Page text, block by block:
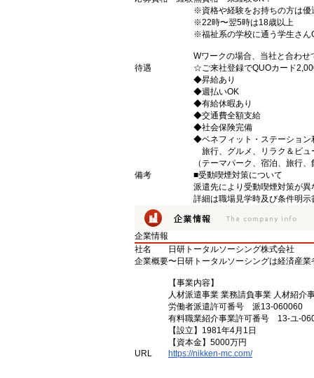
※資格や経験をお持ちの方は優
※22時〜翌5時は18歳以上
※福祉系の学校に通う学生さん
Wワークの場合、当社と合わ
待遇
☆ご来社登録でQUOカード
◆昇給あり
◆週払いOK
◆有給休暇あり
◆交通費全額支給
◆社会保険完備
◆ベネフィット・ステーション
旅行、グルメ、リラク＆ビュ
（テーマパーク、宿泊、旅行
備考
■受動喫煙対策について
派遣先により受動喫煙対策が異
詳細は職場見学時及び条件明
企業情報
社名
日研トータルソーシング株式会社
企業概要〜日研トータルソーシングは経済産
【事業内容】
人材派遣事業 業務請負事業 人材紹介
労働者派遣許可番号 派13-060060
有料職業紹介事業許可番号 13-ユ-
【設立】1981年4月1日
【資本金】5000万円
URL
https://nikken-mc.com/